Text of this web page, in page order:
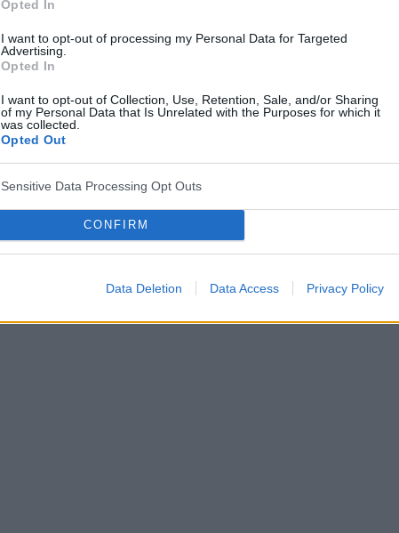
Opted In
I want to opt-out of processing my Personal Data for Targeted
Advertising.
Opted In
I want to opt-out of Collection, Use, Retention, Sale, and/or Sharing
of my Personal Data that Is Unrelated with the Purposes for which it
was collected.
Opted Out
Sensitive Data Processing Opt Outs
CONFIRM
Data Deletion Data Access Privacy Policy